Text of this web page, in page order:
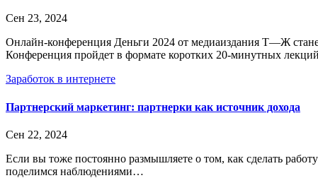
Сен 23, 2024
Онлайн-конференция Деньги 2024 от медиаиздания Т—Ж
Конференция пройдет в формате коротких 20-минутных
Заработок в интернете
Партнерский маркетинг: партнерки как источник дохода
Сен 22, 2024
Если вы тоже постоянно размышляете о том, как сделать
поделимся наблюдениями…